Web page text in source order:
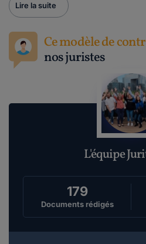
Lire la suite
Ce modèle de
nos juristes
L'équipe
179
Documents rédigés